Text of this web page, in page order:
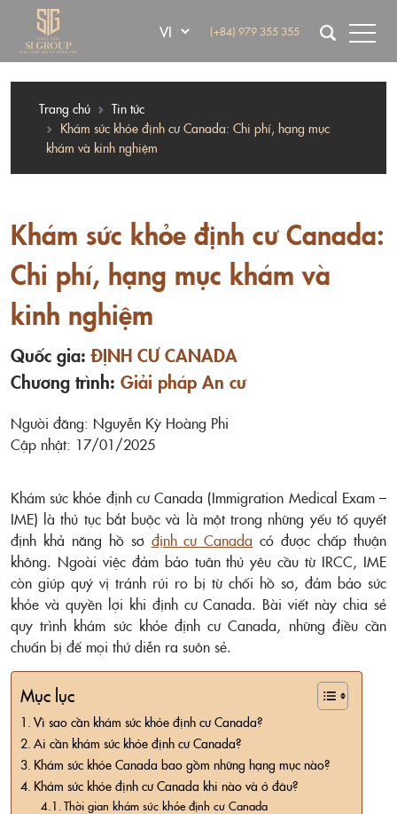
(+84) 979 355 355
Trang chủ
Tin tức
Khám sức khỏe định cư Canada: Chi phí, hạng mục
khám và kinh nghiệm
Khám sức khỏe định cư Canada:
Chi phí, hạng mục khám và
kinh nghiệm
Quốc gia: ĐỊNH CƯ CANADA
Chương trình: Giải pháp An cư
Người đăng: Nguyễn Kỳ Hoàng Phi
Cập nhật: 17/01/2025
Khám sức khỏe định cư Canada (Immigration Medical Exam –
IME) là thủ tục bắt buộc và là một trong những yếu tố quyết
định khả năng hồ sơ định cư Canada có được chấp thuận
không. Ngoài việc đảm bảo tuân thủ yêu cầu từ IRCC, IME
còn giúp quý vị tránh rủi ro bị từ chối hồ sơ, đảm bảo sức
khỏe và quyền lợi khi định cư Canada. Bài viết này chia sẻ
quy trình khám sức khỏe định cư Canada, những điều cần
chuẩn bị để mọi thứ diễn ra suôn sẻ.
Mục lục
Vì sao cần khám sức khỏe định cư Canada?
Ai cần khám sức khỏe định cư Canada?
Khám sức khỏe Canada bao gồm những hạng mục nào?
Khám sức khỏe định cư Canada khi nào và ở đâu?
Thời gian khám sức khỏe định cư Canada